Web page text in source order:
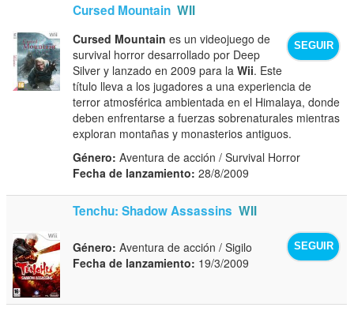
Cursed Mountain WII
SEGUIR
Cursed Mountain es un videojuego de
survival horror desarrollado por Deep
Silver y lanzado en 2009 para laWii. Este
título lleva a los jugadores a una experiencia de
terror atmosférica ambientada en el Himalaya, donde
deben enfrentarse a fuerzas sobrenaturales mientras
exploran montañas y monasterios antiguos.
Género: Aventura de acción / Survival Horror
Fecha de lanzamiento: 28/8/2009
Tenchu: Shadow Assassins WII
SEGUIR
Género: Aventura de acción / Sigilo
Fecha de lanzamiento: 19/3/2009